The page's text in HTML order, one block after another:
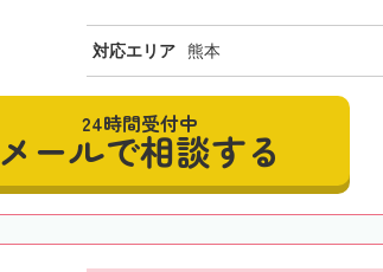
対応エリア 熊本
24時間受付中
メールで相談する